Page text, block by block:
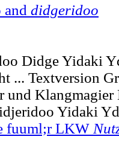
didgeridoo
Didge Yidaki
... Textversion
und Klangmagier
Yidaki
fuuml;r LKW